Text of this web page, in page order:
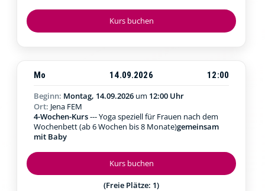
Kurs buchen
Kurs buchen
(Freie Plätze: 1)
Mo 14.09.2026
12:00
Beginn: Montag, 14.09.2026 um 12:00 Uhr
Ort: Jena FEM
4-Wochen-Kurs--- Yoga speziell für Frauen nach dem
Wochenbett (ab 6 Wochen bis 8 Monate)gemeinsam
mit Baby